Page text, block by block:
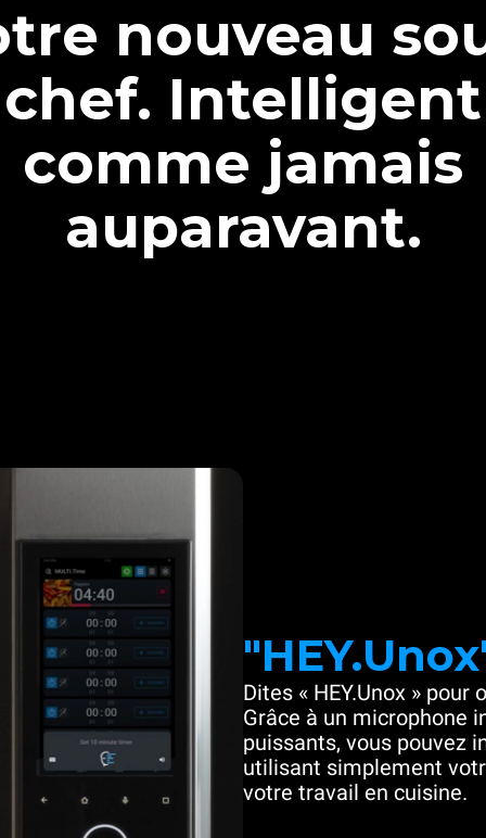
nouveau
chef. Intelligent
comme jamais
auparavant.
Dites « HEY.Unox »
Grâce à un microphone
puissants, vous pouvez
utilisant simplement
votre travail en cuisine.